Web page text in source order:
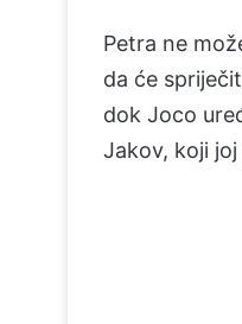
Petra ne
da će
dok Joco
Jakov, koji